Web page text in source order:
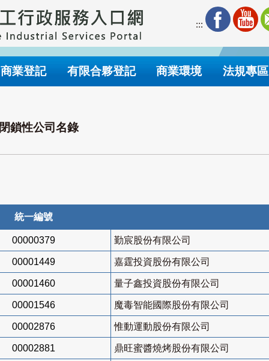
:::
商業登記 有限合夥登記 商業環境 法規專區
閉鎖性公司名錄
統一編號
00000379 勤宸股份有限公司
00001449 嘉霆投資股份有限公司
00001460 量子鑫投資股份有限公司
00001546 魔毒智能國際股份有限公司
00002876 惟動運動股份有限公司
00002881 鼎旺蜜醬燒烤股份有限公司